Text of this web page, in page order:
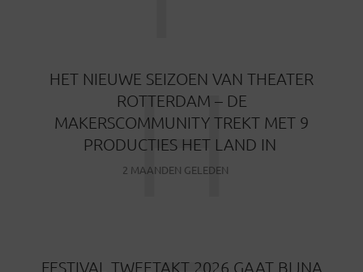
HET NIEUWE SEIZOEN VAN THEATER
ROTTERDAM – DE
MAKERSCOMMUNITY TREKT MET 9
PRODUCTIES HET LAND IN
2 MAANDEN GELEDEN
H
FESTIVAL TWEETAKT 2026 GAAT BIJNA